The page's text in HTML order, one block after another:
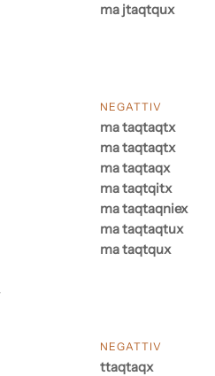
ma jtaqtqux
NEGATTIV
ma taqtaqtx
ma taqtaqtx
ma taqtaqx
ma taqtqitx
ma taqtaqniex
ma taqtaqtux
ma taqtqux
NEGATTIV
ttaqtaqx